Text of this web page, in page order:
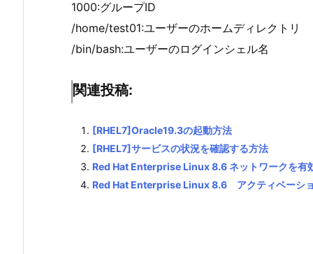
1000:グループID
/home/test01:ユーザーのホームディレクトリ
/bin/bash:ユーザーのログインシェル名
関連投稿:
[RHEL7]Oracle19.3の起動方法
[RHEL7]サービスの状況を確認する方法
Red Hat Enterprise Linux 8.6 ネットワークを有
Red Hat Enterprise Linux 8.6 アクティベーシ